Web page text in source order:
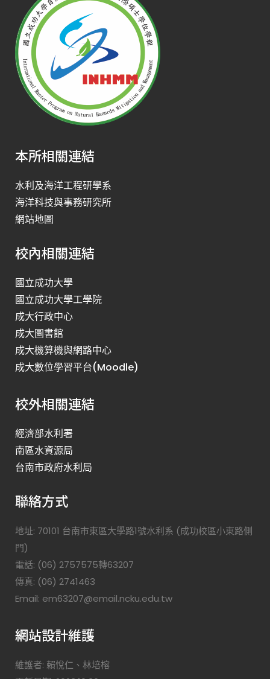
本所相關連結
水利及海洋工程研學系
海洋科技與事務研究所
網站地圖
校內相關連結
國立成功大學
國立成功大學工學院
成大行政中心
成大圖書館
成大機算機與網路中心
成大數位學習平台(Moodle)
校外相關連結
經濟部水利署
南區水資源局
台南市政府水利局
聯絡方式
地址: 70101 台南市東區大學路1號水利系 (成功校區小東路側
門)
電話: (06) 2757575轉63207
傳真: (06) 2741463
Email: em63207@email.ncku.edu.tw
網站設計維護
維護者: 賴悅仁、林培榕